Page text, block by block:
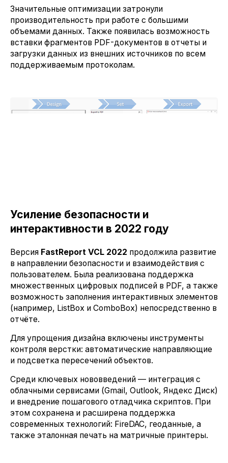
Значительные оптимизации затронули
производительность при работе с большими
объемами данных. Также появилась возможность
вставки фрагментов PDF-документов в отчеты и
загрузки данных из внешних источников по всем
поддерживаемым протоколам.
Усиление безопасности и
интерактивности в 2022 году
Версия FastReport VCL 2022 продолжила развитие
в направлении безопасности и взаимодействия с
пользователем. Была реализована поддержка
множественных цифровых подписей в PDF, а также
возможность заполнения интерактивных элементов
(например, ListBox и ComboBox) непосредственно в
отчёте.
Для упрощения дизайна включены инструменты
контроля верстки: автоматические направляющие
и подсветка пересечений объектов.
Среди ключевых нововведений — интеграция с
облачными сервисами (Gmail, Outlook, Яндекс Диск)
и внедрение пошагового отладчика скриптов. При
этом сохранена и расширена поддержка
современных технологий: FireDAC, геоданные, а
также эталонная печать на матричные принтеры.